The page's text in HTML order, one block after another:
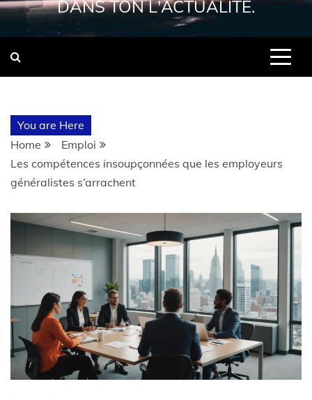
DANS TON L'ACTUALITÉ.
You are Here
Home
Emploi
Les compétences insoupçonnées que les employeurs
généralistes s’arrachent